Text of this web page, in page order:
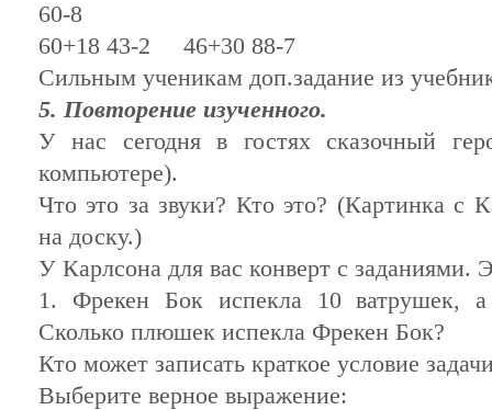
60-8
60+18 43-2 46+30 88-7
Сильным ученикам доп.задание из
5. Повторение изученного.
У нас сегодня в гостях сказочный
компьютере).
Что это за звуки? Кто это? (Картинка с
на доску.)
У Карлсона для вас конверт с заданиями.
1. Фрекен Бок испекла 10 ватрушек,
Сколько плюшек испекла Фрекен Бок?
Кто может записать краткое условие
Выберите верное выражение: